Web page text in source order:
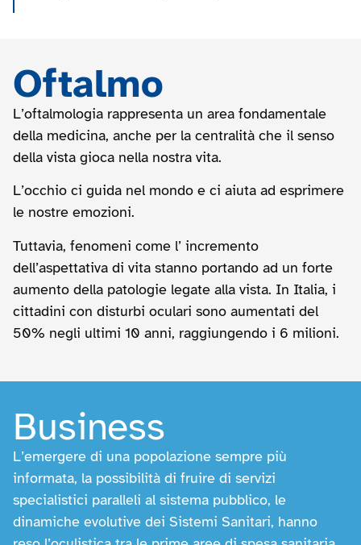
Oftalmo​
L’oftalmologia rappresenta un area fondamentale
della medicina, anche per la centralità che il senso
della vista gioca nella nostra vita.
L’occhio ci guida nel mondo e ci aiuta ad esprimere
le nostre emozioni.
Tuttavia, fenomeni come l’ incremento
dell’aspettativa di vita stanno portando ad un forte
aumento della patologie legate alla vista. In Italia, i
cittadini con disturbi oculari sono aumentati del
50% negli ultimi 10 anni, raggiungendo i 6 milioni.
Business
L’emergere di una popolazione sempre più
informata, la possibilità di fruire di servizi
specialistici paralleli al sistema pubblico, le
dinamiche evolutive dei Sistemi Sanitari, hanno